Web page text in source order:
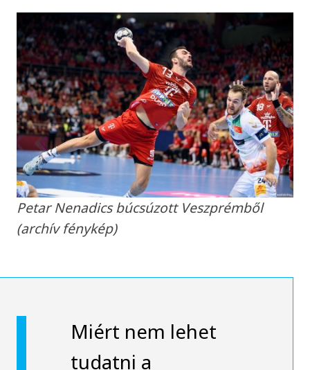
Petar Nenadics búcsúzott Veszprémből
(archív fénykép)
Miért nem lehet
tudatni a